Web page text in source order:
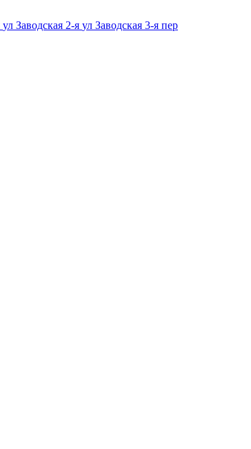
ул Заводская 2-я ул Заводская 3-я пер